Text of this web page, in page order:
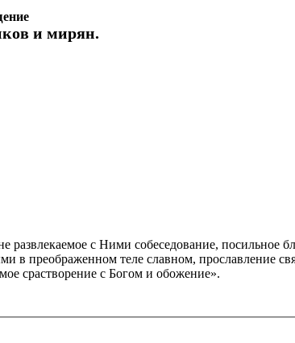
и мирян.
с Ними собеседование, посильное
в преображенном теле славном, прославление
срастворение с Богом и обожение».